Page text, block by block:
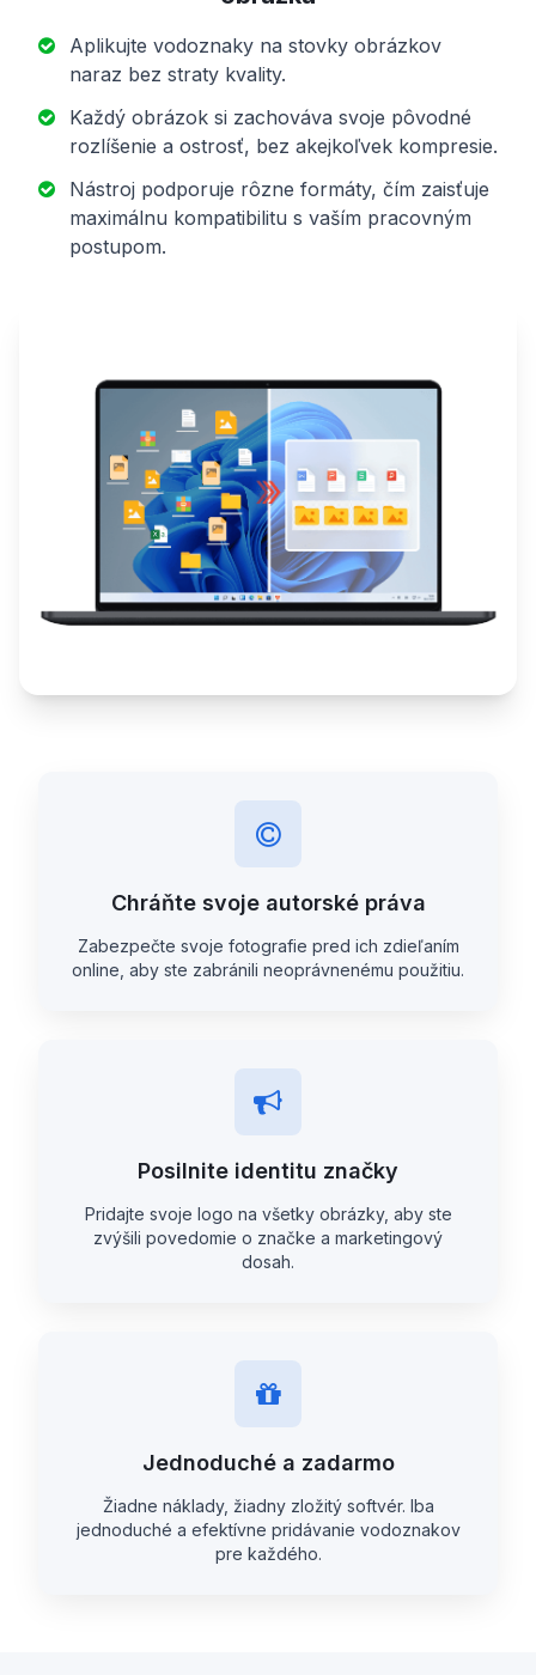
Aplikujte vodoznaky na stovky obrázkov
naraz bez straty kvality.
Každý obrázok si zachováva svoje pôvodné
rozlíšenie a ostrosť, bez akejkoľvek kompresie.
Nástroj podporuje rôzne formáty, čím zaisťuje
maximálnu kompatibilitu s vaším pracovným
postupom.
Chráňte svoje autorské práva
Zabezpečte svoje fotografie pred ich zdieľaním
online, aby ste zabránili neoprávnenému použitiu.
Posilnite identitu značky
Pridajte svoje logo na všetky obrázky, aby ste
zvýšili povedomie o značke a marketingový
dosah.
Jednoduché a zadarmo
Žiadne náklady, žiadny zložitý softvér. Iba
jednoduché a efektívne pridávanie vodoznakov
pre každého.